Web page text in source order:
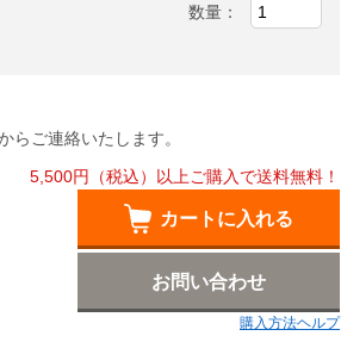
数量：
らご連絡いたします。
5,500円（税込）以上ご購入で送料無料！
カートに入れる
お問い合わせ
購入方法ヘルプ